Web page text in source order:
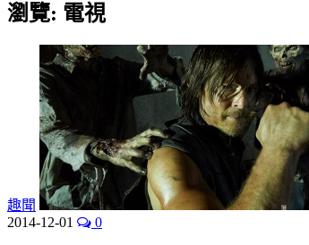
瀏覽: 電視
趣聞
2014-12-01
0